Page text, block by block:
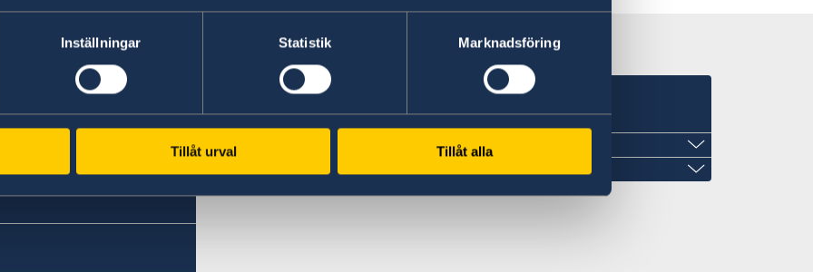
Inställningar Statistik Marknadsföring
Tillåt urval Tillåt alla
Svenska konsulat
Bangui
Telefon:
N'Djamena
Telefon: